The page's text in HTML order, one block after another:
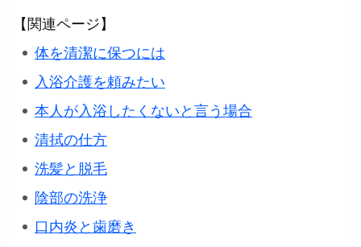
【関連ページ】
体を清潔に保つには
入浴介護を頼みたい
本人が入浴したくないと言う場合
清拭の仕方
洗髪と脱毛
陰部の洗浄
口内炎と歯磨き